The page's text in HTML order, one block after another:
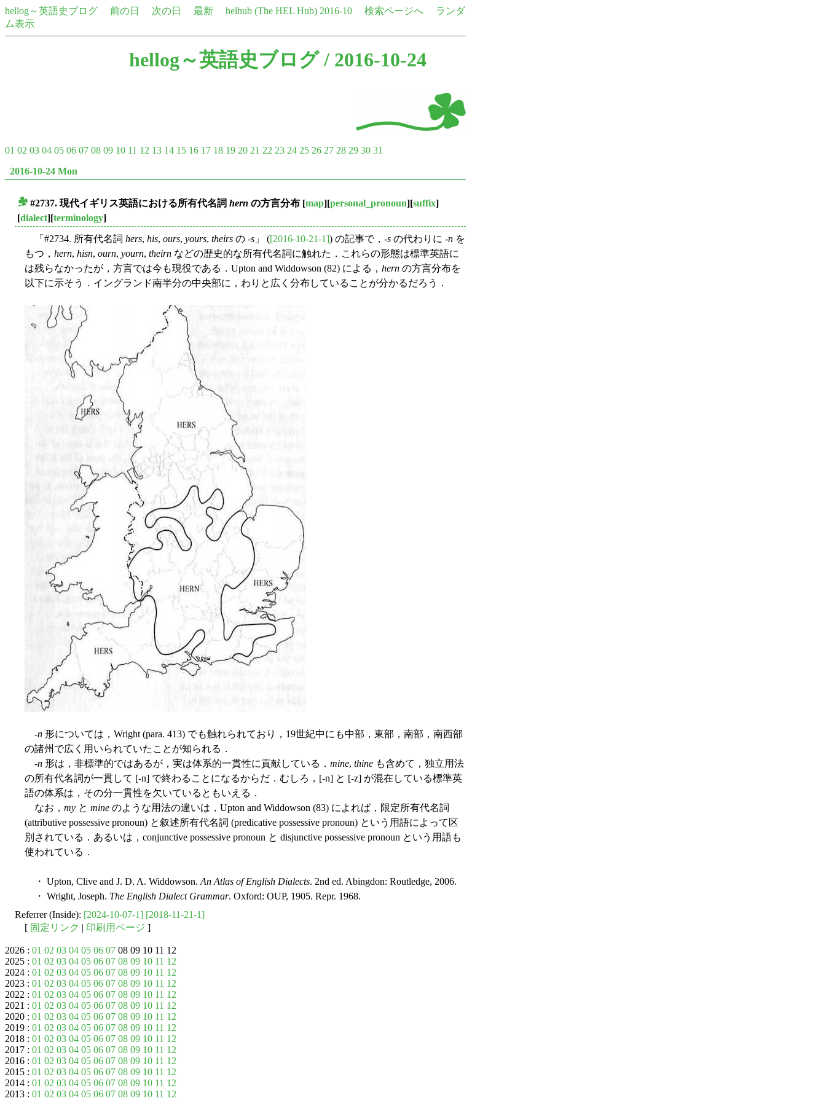
hellog～英語史ブログ 前の日 次の日 最新 helhub (The HEL Hub) 2016-10 検索ページへ
ランダ
ム表示
hellog～英語史ブログ/ 2016-10-24
01 02 03 04 05 06 07 08 09 10 11 12 13 14 15 16 17 18 19 20 21 22 23 24 25 26 27 28 29 30 31
2016-10-24 Mon
#2737. 現代イギリス英語における所有代名詞 hern の方言分布 [map][personal_pronoun][suffix]
[dialect][terminology]
「#2734. 所有代名詞 hers, his, ours, yours, theirs の -s 」 ([2016-10-21-1]) の記事で，-s の代わりに -n を
もつ， hern, hisn, ourn, yourn, theirn などの歴史的な所有代名詞に触れた．これらの形態は標準英語に
は残らなかったが，方言では今も現役である．Upton and Widdowson (82) による， hern の方言分布を
以下に示そう．イングランド南半分の中央部に，わりと広く分布していることが分かるだろう．
-n 形については，Wright (para. 413) でも触れられており，19世紀中にも中部，東部，南部，南西部
の諸州で広く用いられていたことが知られる．
-n 形は，非標準的ではあるが，実は体系的一貫性に貢献している． mine, thine も含めて，独立用法
の所有代名詞が一貫して [-n] で終わることになるからだ．むしろ，[-n] と [-z] が混在している標準英
語の体系は，その分一貫性を欠いているともいえる．
なお， my と mine のような用法の違いは，Upton and Widdowson (83) によれば，限定所有代名詞
(attributive possessive pronoun) と叙述所有代名詞 (predicative possessive pronoun) という用語によって区
別されている．あるいは，conjunctive possessive pronoun と disjunctive possessive pronoun という用語も
使われている．
・ Upton, Clive and J. D. A. Widdowson. An Atlas of English Dialects. 2nd ed. Abingdon: Routledge, 2006.
・ Wright, Joseph. The English Dialect Grammar. Oxford: OUP, 1905. Repr. 1968.
Referrer (Inside): [2024-10-07-1] [2018-11-21-1]
[ 固定リンク | 印刷用ページ ]
2026 : 01 02 03 04 05 06 07 08 09 10 11 12
2025 : 01 02 03 04 05 06 07 08 09 10 11 12
2024 : 01 02 03 04 05 06 07 08 09 10 11 12
2023 : 01 02 03 04 05 06 07 08 09 10 11 12
2022 : 01 02 03 04 05 06 07 08 09 10 11 12
2021 : 01 02 03 04 05 06 07 08 09 10 11 12
2020 : 01 02 03 04 05 06 07 08 09 10 11 12
2019 : 01 02 03 04 05 06 07 08 09 10 11 12
2018 : 01 02 03 04 05 06 07 08 09 10 11 12
2017 : 01 02 03 04 05 06 07 08 09 10 11 12
2016 : 01 02 03 04 05 06 07 08 09 10 11 12
2015 : 01 02 03 04 05 06 07 08 09 10 11 12
2014 : 01 02 03 04 05 06 07 08 09 10 11 12
2013 : 01 02 03 04 05 06 07 08 09 10 11 12